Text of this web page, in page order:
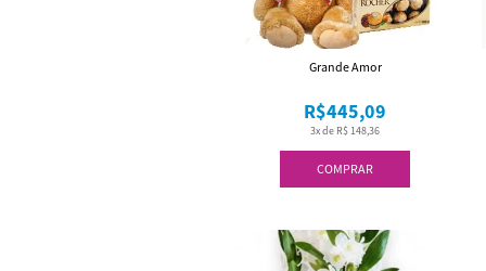
COMPRAR
3x de R$ 148,36
R$445,09
Grande Amor